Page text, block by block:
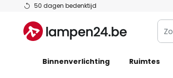
50 dagen bedenktijd
Ga
de
inhoud
Zoek
hier
de
Binnenverlichting Ruimtes